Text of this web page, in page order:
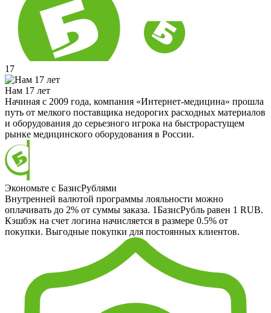
17
Нам 17 лет
Начиная с 2009 года, компания «Интернет-медицина» прошла
путь от мелкого поставщика недорогих расходных материалов
и оборудования до серьезного игрока на быстрорастущем
рынке медицинского оборудования в России.
Экономьте с БазисРублями
Внутренней валютой программы лояльности можно
оплачивать до 2% от суммы заказа. 1БазисРубль равен 1 RUB.
Кэшбэк на счет логина начисляется в размере 0.5% от
покупки. Выгодные покупки для постоянных клиентов.